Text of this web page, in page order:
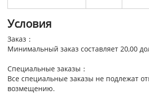
Условия
Заказ：
Минимальный заказ составляет 20,00
Специальные заказы：
Все специальные заказы не подлежат
возмещению.